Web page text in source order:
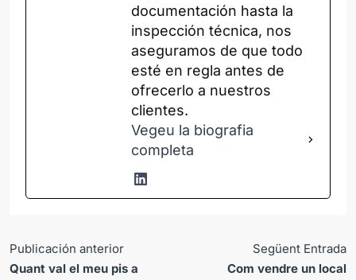
documentación hasta la
inspección técnica, nos
aseguramos de que todo
esté en regla antes de
ofrecerlo a nuestros
clientes.
Vegeu la biografia
completa
Publicación anterior
Quant val el meu pis a
Següent Entrada
Com vendre un local